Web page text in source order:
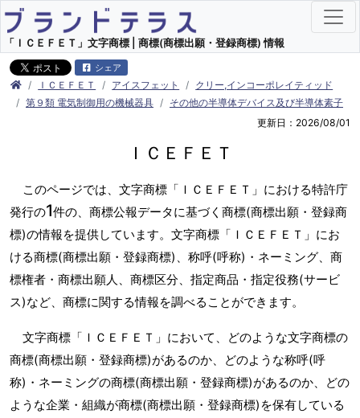
「ＩＣＥＦＥＴ」文字商標 | 商標(商標出願・登録商標) 情報
シェア
ＩＣＥＦＥＴ アイスフェット
クリー,インコーポレイティッド
第９類 電気制御用の機械器具
その他の半導体デバイス及び半導体素子
更新日：2026/08/01
ＩＣＥＦＥＴ
このページでは、文字商標「ＩＣＥＦＥＴ」における特許庁
発行の1件の、商標公報データに基づく商標(商標出願・登録商
標)の情報を提供しています。文字商標「ＩＣＥＦＥＴ」にお
ける商標(商標出願・登録商標)、称呼(呼称)・ネーミング、商
標権者・商標出願人、商標区分、指定商品・指定役務(サービ
ス)など、商標に関する情報を調べることができます。
文字商標「ＩＣＥＦＥＴ」において、どのような文字商標の
商標(商標出願・登録商標)があるのか、どのような称呼(呼
称)・ネーミングの商標(商標出願・登録商標)があるのか、どの
ような企業・組織が商標(商標出願・登録商標)を保有している